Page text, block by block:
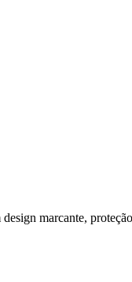
marcante,